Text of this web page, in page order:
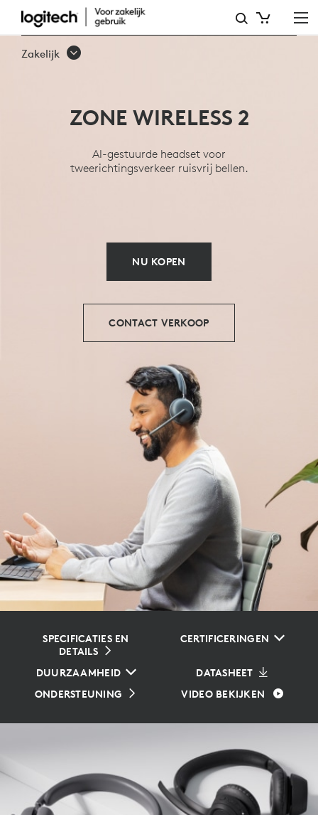
OVERZICHT
VAN
BUSINESS
HEADSET
Zakelijk
ZONE WIRELESS 2
AI-gestuurde headset voor
tweerichtingsverkeer ruisvrij bellen.
NU KOPEN
CONTACT VERKOOP
SPECIFICATIES EN
DETAILS
CERTIFICERINGEN
DUURZAAMHEID
DATASHEET
ONDERSTEUNING
VIDEO BEKIJKEN